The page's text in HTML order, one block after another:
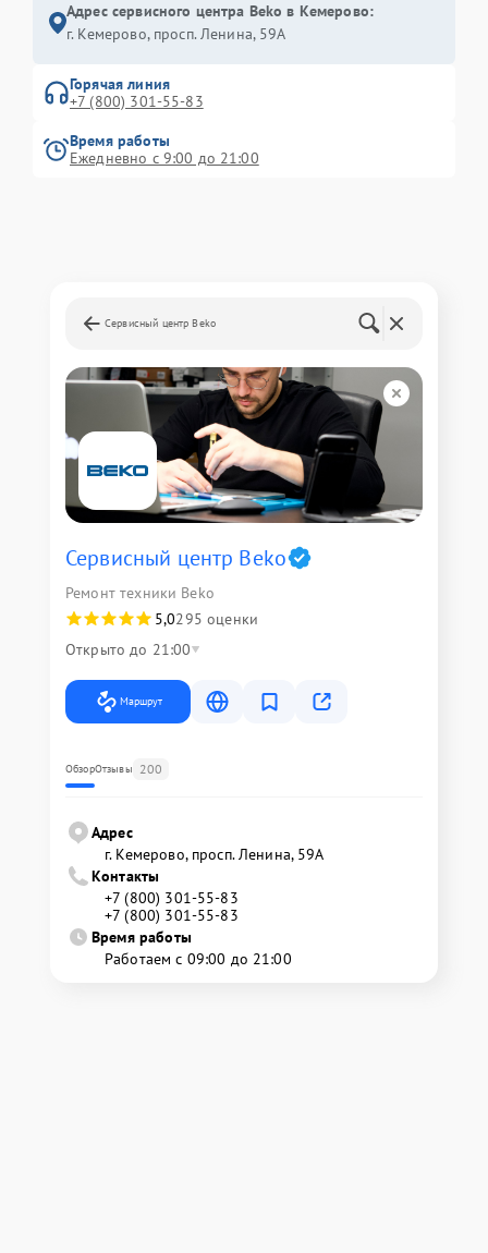
Адрес сервисного центра Beko в Кемерово:
г. Кемерово, просп. Ленина, 59А
Горячая линия
+7 (800) 301-55-83
Время работы
Ежедневно с 9:00 до 21:00
Сервисный центр Beko
Сервисный центр Beko
Ремонт техники Beko
5,0295 оценки
Открыто до 21:00
Маршрут
ОбзорОтзывы 200
Адрес
г. Кемерово, просп. Ленина, 59А
Контакты
+7 (800) 301-55-83
+7 (800) 301-55-83
Время работы
Работаем с 09:00 до 21:00